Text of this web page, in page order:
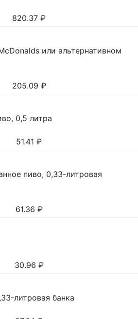
820.37 ₽
или альтернативном
205.09 ₽
0,5 литра
51.41 ₽
пиво, 0,33-литровая
61.36 ₽
30.96 ₽
литровая банка